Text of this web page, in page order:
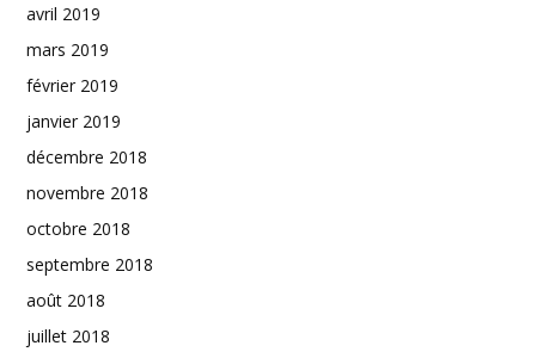
avril 2019
mars 2019
février 2019
janvier 2019
décembre 2018
novembre 2018
octobre 2018
septembre 2018
août 2018
juillet 2018